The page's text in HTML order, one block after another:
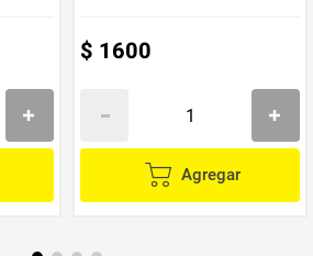
$ 1600
Agregar